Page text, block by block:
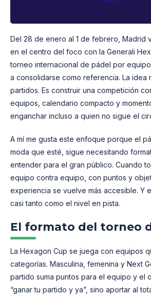
Del 28 de enero al 1 de febrero, Madrid
en el centro del foco con la Generali
torneo internacional de pádel por
a consolidarse como referencia. La idea
partidos. Es construir una competición
equipos, calendario compacto y
enganchar incluso a quien no sigue el
A mí me gusta este enfoque porque el
moda que esté, sigue necesitando
entender para el gran público. Cuando
equipo contra equipo, con puntos y
experiencia se vuelve más accesible. Y
casi tanto como el nivel en pista.
El formato del torneo
La Hexagon Cup se juega con equipos
categorías. Masculina, femenina y Next
partido suma puntos para el equipo y el
“ganar tu partido y ya”, sino aportar al